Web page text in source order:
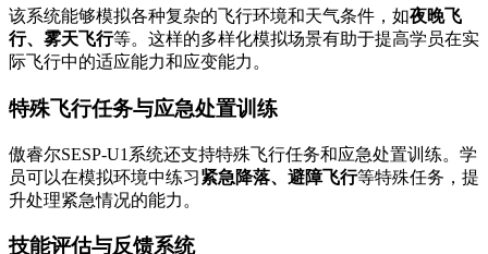
该系统能够模拟各种复杂的飞行环境和天气条件，如夜晚飞
行、雾天飞行等。这样的多样化模拟场景有助于提高学员在实
际飞行中的适应能力和应变能力。
特殊飞行任务与应急处置训练
傲睿尔SESP-U1系统还支持特殊飞行任务和应急处置训练。学
员可以在模拟环境中练习紧急降落、避障飞行等特殊任务，提
升处理紧急情况的能力。
技能评估与反馈系统